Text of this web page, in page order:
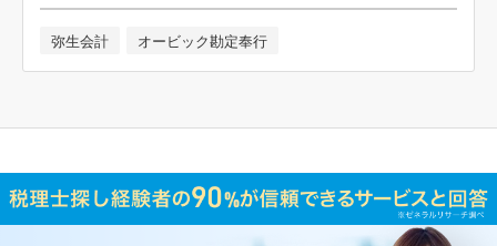
弥生会計 オービック勘定奉行